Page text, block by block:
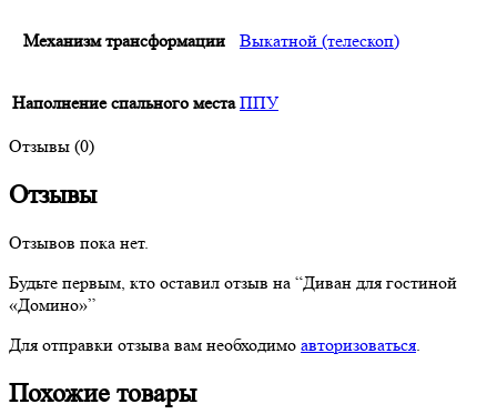
Механизм трансформации Выкатной (телескоп)
Наполнение спального места ППУ
Отзывы (0)
Отзывы
Отзывов пока нет.
Будьте первым, кто оставил отзыв на “Диван для гостиной
«Домино»”
Для отправки отзыва вам необходимо авторизоваться.
Похожие товары